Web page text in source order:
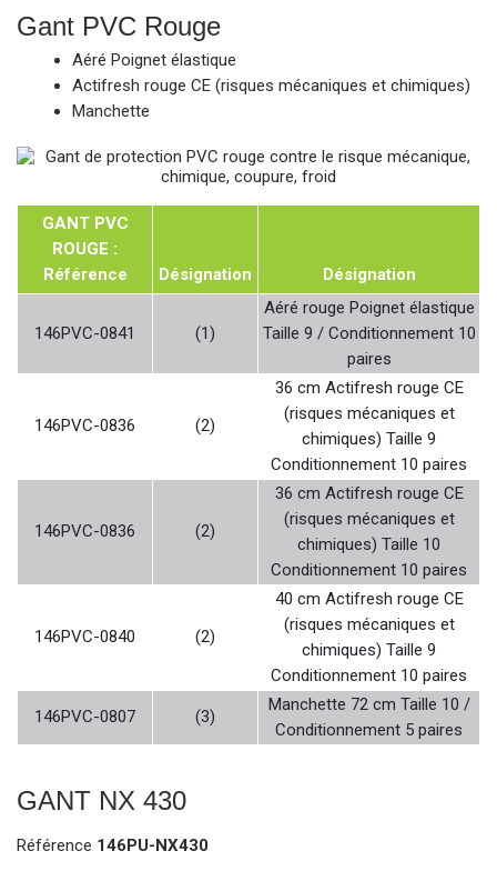
Gant PVC Rouge
Aéré Poignet élastique
Actifresh rouge CE (risques mécaniques et chimiques)
Manchette
GANT PVC
ROUGE :
Référence
Désignation Désignation
146PVC-0841 (1)
Aéré rouge Poignet élastique
Taille 9 / Conditionnement 10
paires
146PVC-0836 (2)
36 cm Actifresh rouge CE
(risques mécaniques et
chimiques) Taille 9
Conditionnement 10 paires
146PVC-0836 (2)
36 cm Actifresh rouge CE
(risques mécaniques et
chimiques) Taille 10
Conditionnement 10 paires
146PVC-0840 (2)
40 cm Actifresh rouge CE
(risques mécaniques et
chimiques) Taille 9
Conditionnement 10 paires
146PVC-0807 (3)
Manchette 72 cm Taille 10 /
Conditionnement 5 paires
GANT NX 430
Référence 146PU-NX430